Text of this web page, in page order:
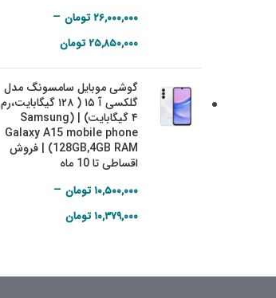
۲۶,۰۰۰,۰۰۰تومان –
۲۵,۸۵۰,۰۰۰تومان
through
۲۶,۰۰۰,۰۰۰ تومان
گوشی موبایل سامسونگ مدل
گلکسی آ ۱۵ ( ۱۲۸ گیگابایت،‌رم
۴ گیگابایت) | (Samsung
Galaxy A15 mobile phone
(128GB,4GB RAM | فروش
اقساطی تا 10 ماه
۱۰,۵۰۰,۰۰۰تومان –
۱۰,۳۷۹,۰۰۰تومان